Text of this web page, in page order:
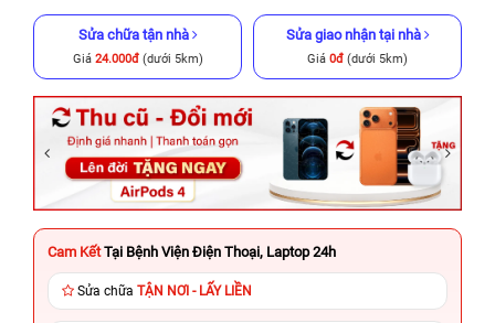
Sửa chữa tận nhà
Giá 24.000đ(dưới 5km)
Sửa giao nhận tại nhà
Giá 0đ (dưới 5km)
Cam Kết Tại Bệnh Viện Điện Thoại, Laptop 24h
Sửa chữa TẬN NƠI - LẤY LIỀN